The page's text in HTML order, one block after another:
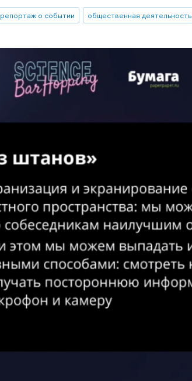
репортаж о событии общественная деятельность